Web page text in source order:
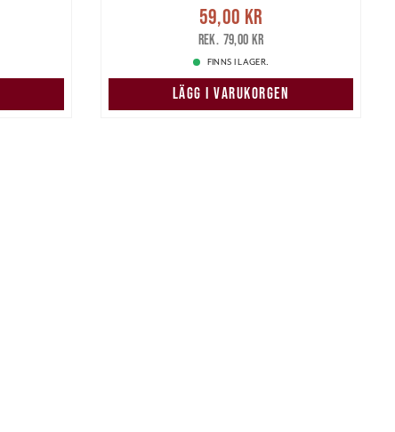
Nuvarande pris
Tidigare pris
59,00 kr
79,00 kr
FINNS I LAGER.
LÄGG I VARUKORGEN